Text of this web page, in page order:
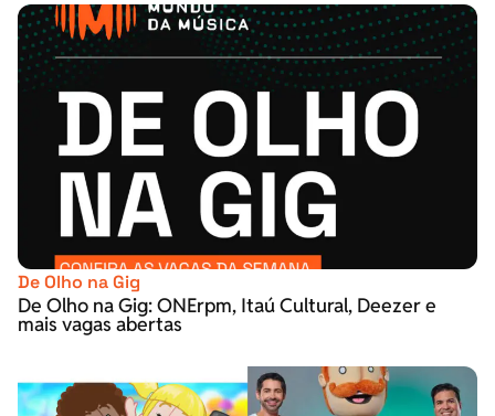
De Olho na Gig
De Olho na Gig: ONErpm, Itaú Cultural, Deezer e
mais vagas abertas